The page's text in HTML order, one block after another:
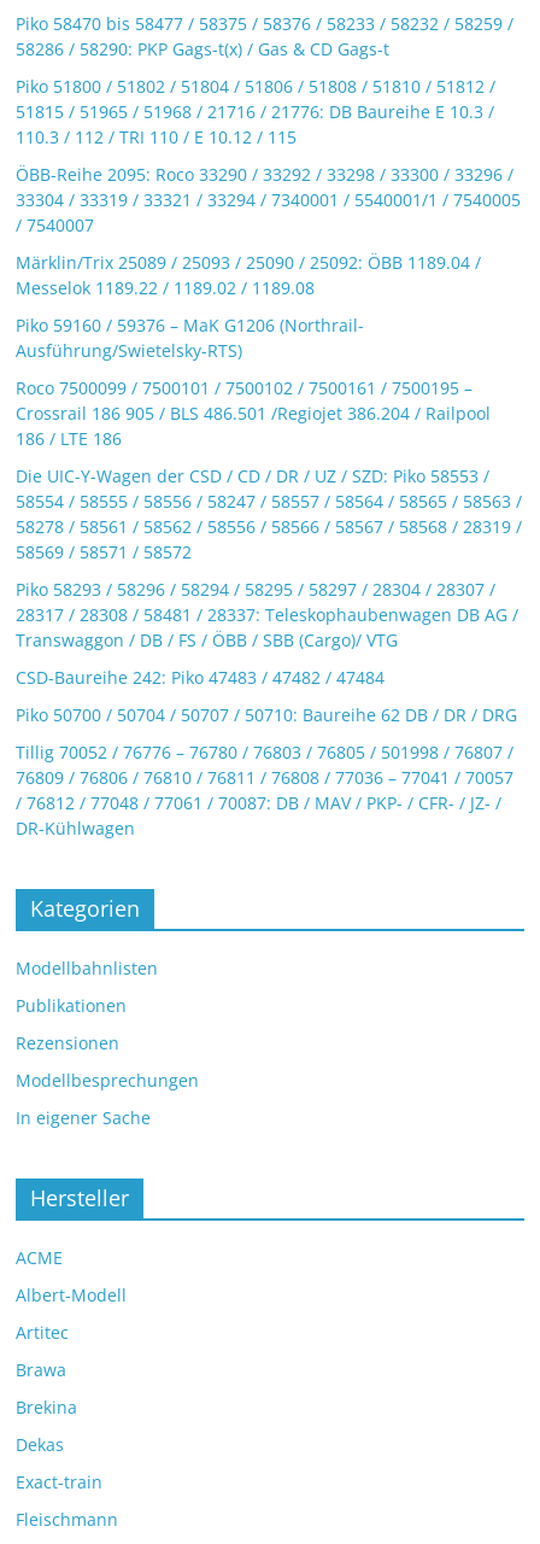
Piko 58470 bis 58477 / 58375 / 58376 / 58233 / 58232 / 58259 /
58286 / 58290: PKP Gags-t(x) / Gas & CD Gags-t
Piko 51800 / 51802 / 51804 / 51806 / 51808 / 51810 / 51812 /
51815 / 51965 / 51968 / 21716 / 21776: DB Baureihe E 10.3 /
110.3 / 112 / TRI 110 / E 10.12 / 115
ÖBB-Reihe 2095: Roco 33290 / 33292 / 33298 / 33300 / 33296 /
33304 / 33319 / 33321 / 33294 / 7340001 / 5540001/1 / 7540005
/ 7540007
Märklin/Trix 25089 / 25093 / 25090 / 25092: ÖBB 1189.04 /
Messelok 1189.22 / 1189.02 / 1189.08
Piko 59160 / 59376 – MaK G1206 (Northrail-
Ausführung/Swietelsky-RTS)
Roco 7500099 / 7500101 / 7500102 / 7500161 / 7500195 –
Crossrail 186 905 / BLS 486.501 /Regiojet 386.204 / Railpool
186 / LTE 186
Die UIC-Y-Wagen der CSD / CD / DR / UZ / SZD: Piko 58553 /
58554 / 58555 / 58556 / 58247 / 58557 / 58564 / 58565 / 58563 /
58278 / 58561 / 58562 / 58556 / 58566 / 58567 / 58568 / 28319 /
58569 / 58571 / 58572
Piko 58293 / 58296 / 58294 / 58295 / 58297 / 28304 / 28307 /
28317 / 28308 / 58481 / 28337: Teleskophaubenwagen DB AG /
Transwaggon / DB / FS / ÖBB / SBB (Cargo)/ VTG
CSD-Baureihe 242: Piko 47483 / 47482 / 47484
Piko 50700 / 50704 / 50707 / 50710: Baureihe 62 DB / DR / DRG
Tillig 70052 / 76776 – 76780 / 76803 / 76805 / 501998 / 76807 /
76809 / 76806 / 76810 / 76811 / 76808 / 77036 – 77041 / 70057
/ 76812 / 77048 / 77061 / 70087: DB / MAV / PKP- / CFR- / JZ- /
DR-Kühlwagen
Kategorien
Modellbahnlisten
Publikationen
Rezensionen
Modellbesprechungen
In eigener Sache
Hersteller
ACME
Albert-Modell
Artitec
Brawa
Brekina
Dekas
Exact-train
Fleischmann